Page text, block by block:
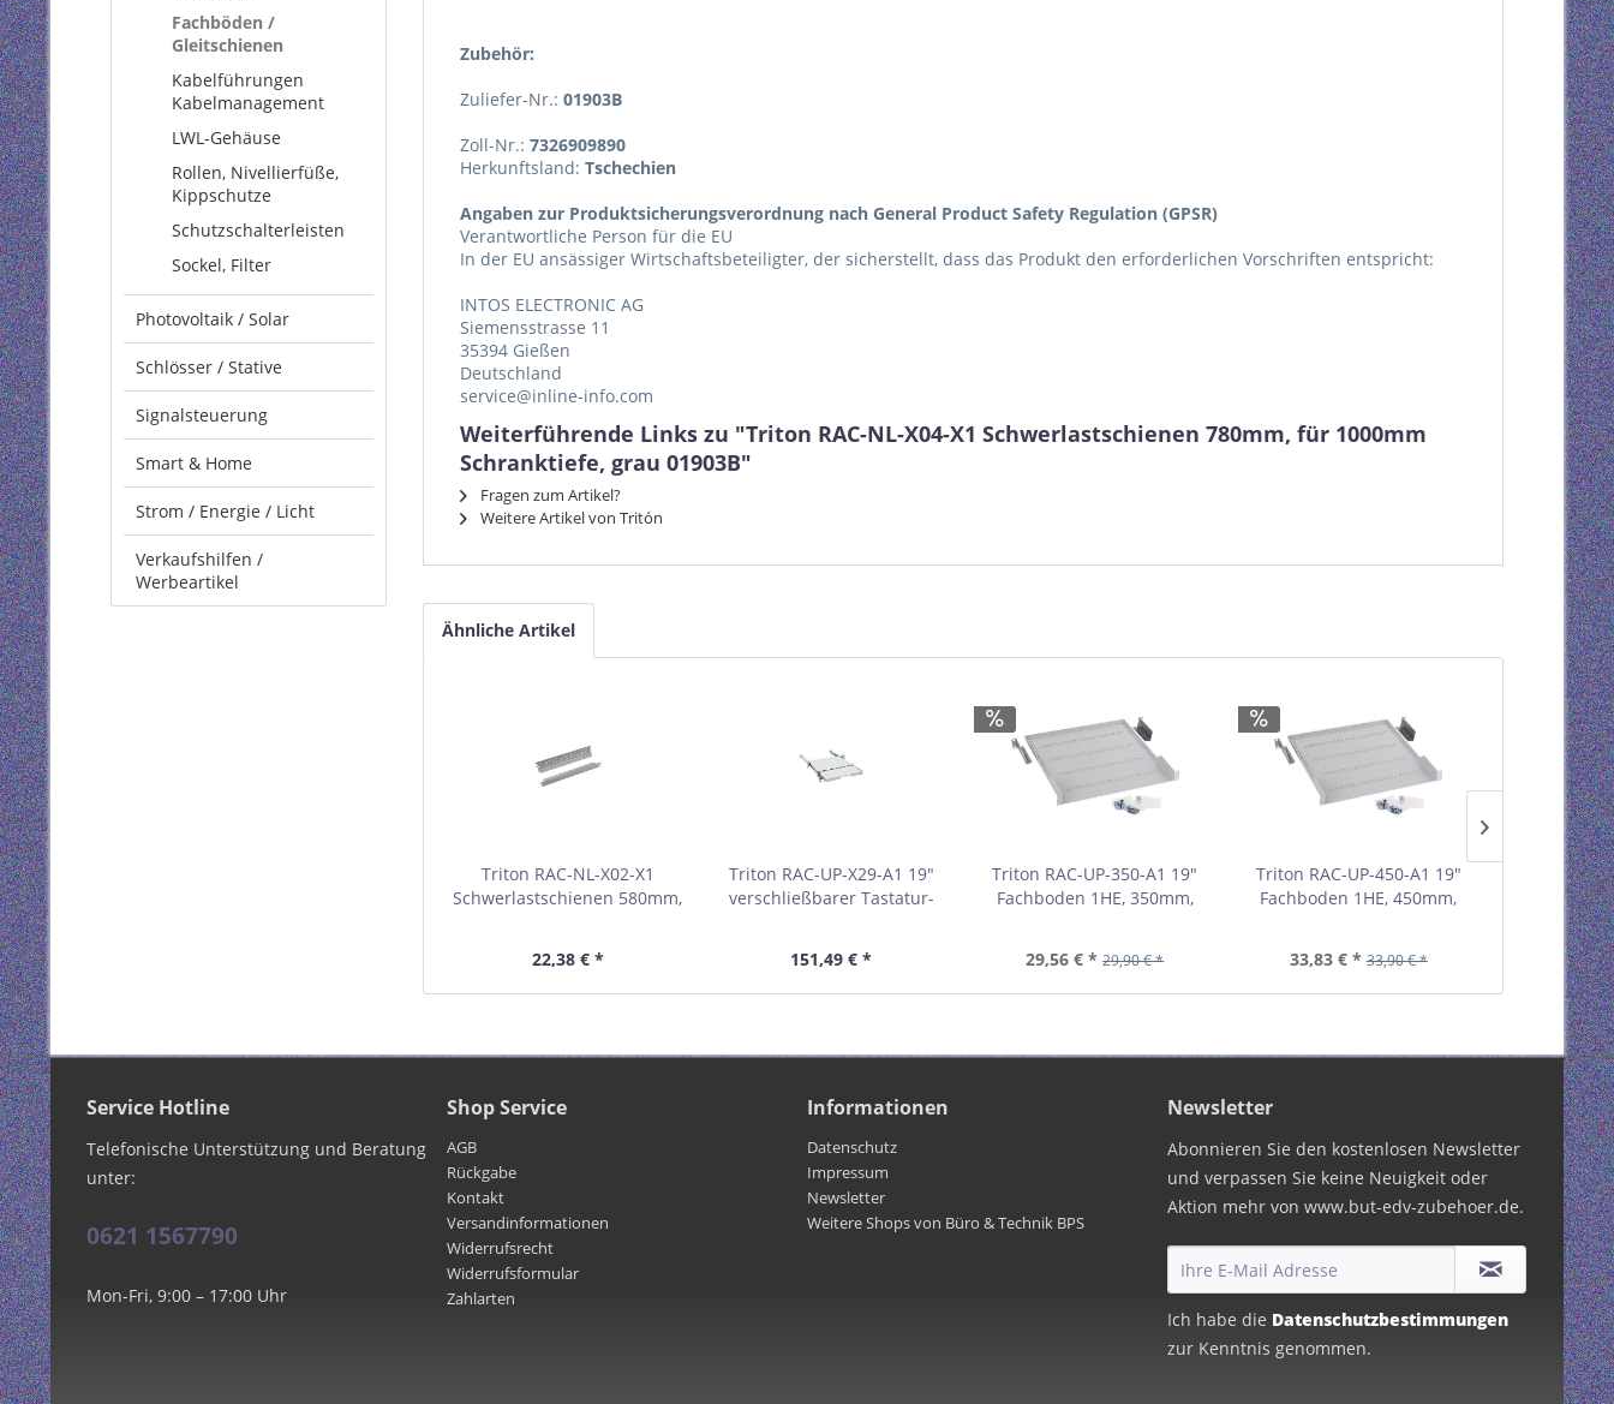
Fachböden /
Gleitschienen
Kabelführungen
Kabelmanagement
LWL-Gehäuse
Rollen, Nivellierfüße,
Kippschutze
Schutzschalterleisten
Sockel, Filter
Photovoltaik / Solar
Schlösser / Stative
Signalsteuerung
Smart & Home
Strom / Energie / Licht
Verkaufshilfen /
Werbeartikel
Zubehör:
Zuliefer-Nr.: 01903B
Zoll-Nr.: 7326909890
Herkunftsland: Tschechien
Angaben zur Produktsicherungsverordnung nach General Product Safety Regulation (GPSR)
Verantwortliche Person für die EU
In der EU ansässiger Wirtschaftsbeteiligter, der sicherstellt, dass das Produkt den erforderlichen Vorschriften entspricht:
INTOS ELECTRONIC AG
Siemensstrasse 11
35394 Gießen
Deutschland
service@inline-info.com
Weiterführende Links zu "Triton RAC-NL-X04-X1 Schwerlastschienen 780mm, für 1000mm
Schranktiefe, grau 01903B"
Fragen zum Artikel?
Weitere Artikel von Tritón
Ähnliche Artikel
Triton RAC-NL-X02-X1
Schwerlastschienen 580mm,
22,38 € *
Triton RAC-UP-X29-A1 19"
verschließbarer Tastatur-
151,49 € *
Triton RAC-UP-350-A1 19"
Fachboden 1HE, 350mm,
29,56 € * 29,90 € *
Triton RAC-UP-450-A1 19"
Fachboden 1HE, 450mm,
33,83 € * 33,90 € *
Triton
für
Service Hotline
Telefonische Unterstützung und Beratung
unter:
0621 1567790
Mon-Fri, 9:00 – 17:00 Uhr
Shop Service
AGB
Rückgabe
Kontakt
Versandinformationen
Widerrufsrecht
Widerrufsformular
Zahlarten
Informationen
Datenschutz
Impressum
Newsletter
Weitere Shops von Büro & Technik BPS
Newsletter
Abonnieren Sie den kostenlosen Newsletter
und verpassen Sie keine Neuigkeit oder
Aktion mehr von www.but-edv-zubehoer.de.
Ich habe die Datenschutzbestimmungen
zur Kenntnis genommen.